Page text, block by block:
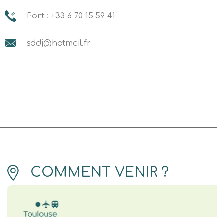
Port : +33 6 70 15 59 41
sddj@hotmail.fr
COMMENT VENIR ?